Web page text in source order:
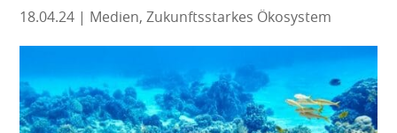
18.04.24 | Medien,Zukunftsstarkes Ökosystem